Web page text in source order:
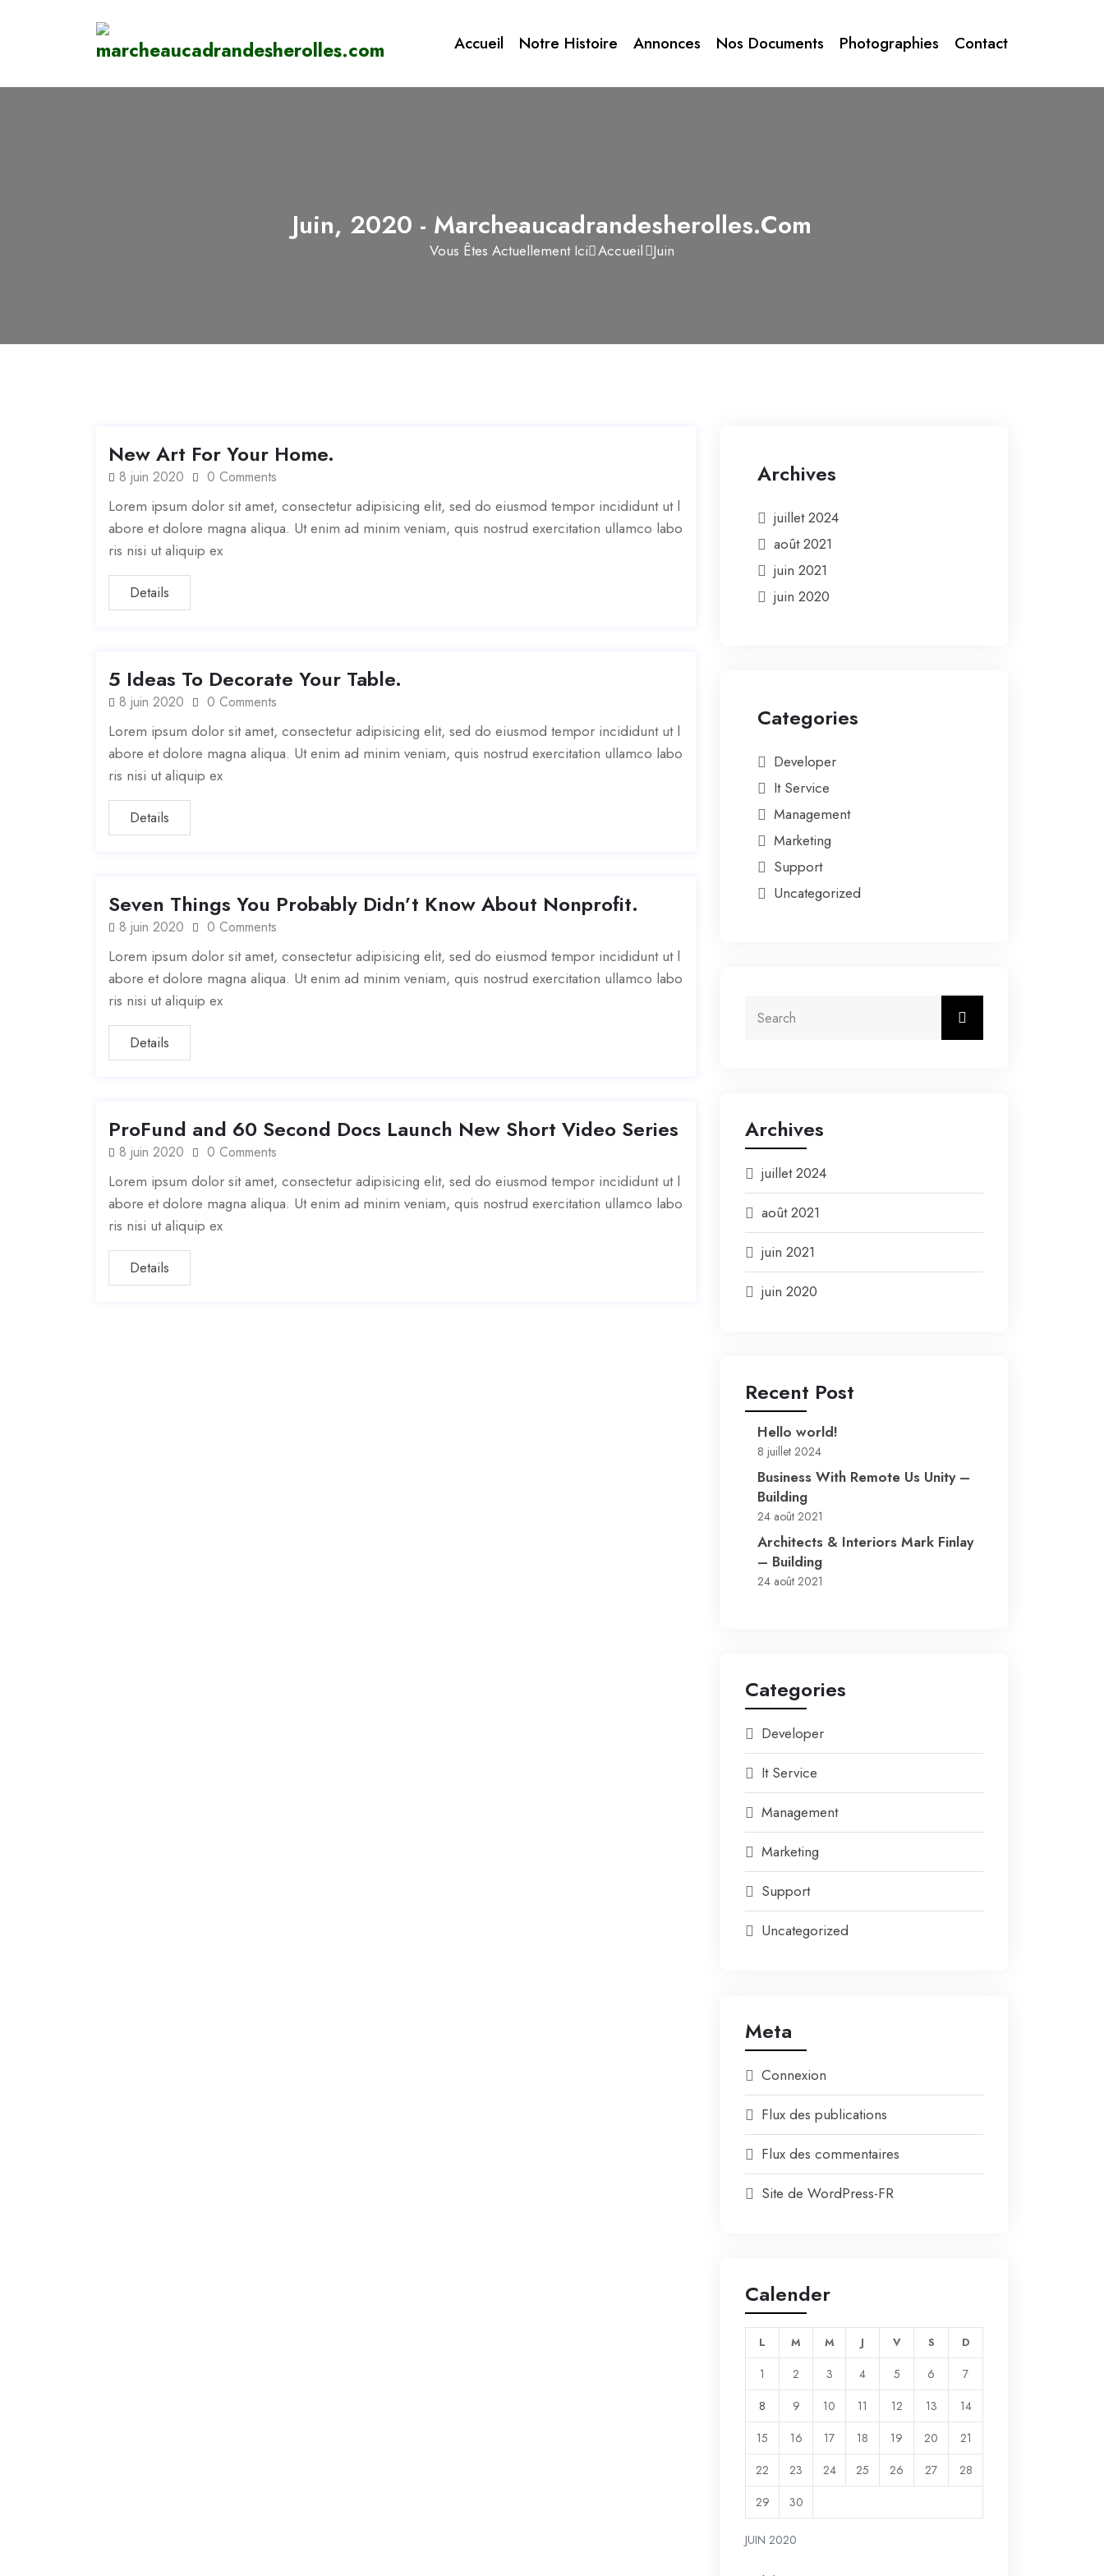
Accueil Notre Histoire Annonces Nos Documents Photographies Contact
Juin, 2020 - Marcheaucadrandesherolles.com
Vous Êtes Actuellement Ici Accueil Juin
New Art For Your Home.
8 juin 2020 0 Comments
Lorem ipsum dolor sit amet, consectetur adipisicing elit, sed do eiusmod tempor incididunt ut l
abore et dolore magna aliqua. Ut enim ad minim veniam, quis nostrud exercitation ullamco labo
ris nisi ut aliquip ex
Details
5 Ideas To Decorate Your Table.
8 juin 2020 0 Comments
Lorem ipsum dolor sit amet, consectetur adipisicing elit, sed do eiusmod tempor incididunt ut l
abore et dolore magna aliqua. Ut enim ad minim veniam, quis nostrud exercitation ullamco labo
ris nisi ut aliquip ex
Details
Seven Things You Probably Didn’t Know About Nonprofit.
8 juin 2020 0 Comments
Lorem ipsum dolor sit amet, consectetur adipisicing elit, sed do eiusmod tempor incididunt ut l
abore et dolore magna aliqua. Ut enim ad minim veniam, quis nostrud exercitation ullamco labo
ris nisi ut aliquip ex
Details
ProFund and 60 Second Docs Launch New Short Video Series
8 juin 2020 0 Comments
Lorem ipsum dolor sit amet, consectetur adipisicing elit, sed do eiusmod tempor incididunt ut l
abore et dolore magna aliqua. Ut enim ad minim veniam, quis nostrud exercitation ullamco labo
ris nisi ut aliquip ex
Details
Archives
juillet 2024
août 2021
juin 2021
juin 2020
Categories
Developer
It Service
Management
Marketing
Support
Uncategorized
Archives
juillet 2024
août 2021
juin 2021
juin 2020
Recent Post
Hello world!
8 juillet 2024
Business With Remote Us Unity –
Building
24 août 2021
Architects & Interiors Mark Finlay
– Building
24 août 2021
Categories
Developer
It Service
Management
Marketing
Support
Uncategorized
Meta
Connexion
Flux des publications
Flux des commentaires
Site de WordPress-FR
Calender
JUIN 2020
L M M J V S D
1 2 3 4 5 6
7
8
9 10 11 12 13
14
15
16 17 18 19 20
21
22
23 24 25 26 27
28
29
30